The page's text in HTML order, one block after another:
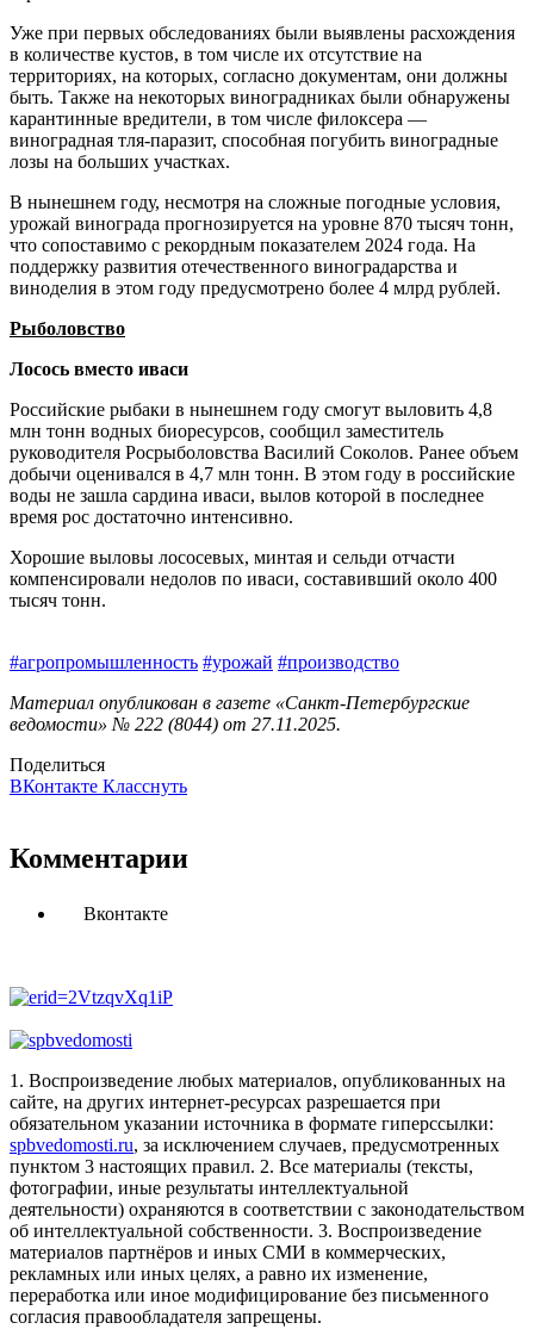
Уже при первых обследованиях были выявлены расхождения
в количестве кустов, в том числе их отсутствие на
территориях, на которых, согласно документам, они должны
быть. Также на некоторых виноградниках были обнаружены
карантинные вредители, в том числе филоксера —
виноградная тля-паразит, способная погубить виноградные
лозы на больших участках.
В нынешнем году, несмотря на сложные погодные условия,
урожай винограда прогнозируется на уровне 870 тысяч тонн,
что сопоставимо с рекордным показателем 2024 года. На
поддержку развития отечественного виноградарства и
виноделия в этом году преду­смотрено более 4 млрд рублей.
Рыболовство
Лосось вместо иваси
Российские рыбаки в нынешнем году смогут выловить 4,8
млн тонн водных биоресурсов, сообщил заместитель
руководителя Рос­рыболовства Василий Соколов. Ранее объем
добычи оценивался в 4,7 млн тонн. В этом году в российские
воды не зашла сардина иваси, вылов которой в последнее
время рос достаточно интенсивно.
Хорошие выловы лососевых, минтая и сельди отчасти
компенсировали недолов по иваси, составивший около 400
тысяч тонн.
#агропромышленность #урожай #производство
Материал опубликован в газете «Санкт-Петербургские
ведомости» № 222 (8044) от 27.11.2025.
Поделиться
ВКонтакте Класснуть
Комментарии
Вконтакте
1. Воспроизведение любых материалов, опубликованных на
сайте, на других интернет-ресурсах разрешается при
обязательном указании источника в формате гиперссылки:
spbvedomosti.ru, за исключением случаев, предусмотренных
пунктом 3 настоящих правил. 2. Все материалы (тексты,
фотографии, иные результаты интеллектуальной
деятельности) охраняются в соответствии с законодательством
об интеллектуальной собственности. 3. Воспроизведение
материалов партнёров и иных СМИ в коммерческих,
рекламных или иных целях, а равно их изменение,
переработка или иное модифицирование без письменного
согласия правообладателя запрещены.